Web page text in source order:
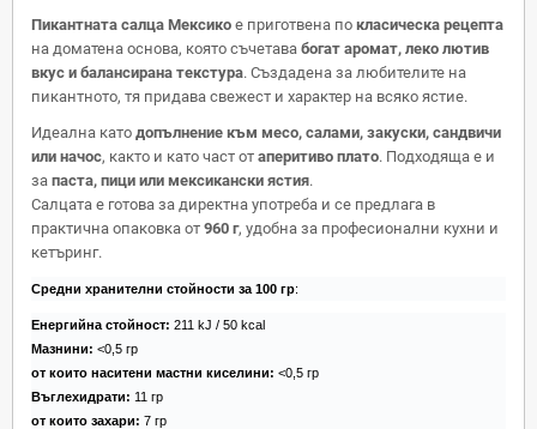
Пикантната салца Мексико е приготвена по класическа рецепта
на доматена основа, която съчетава богат аромат, леко лютив
вкус и балансирана текстура. Създадена за любителите на
пикантното, тя придава свежест и характер на всяко ястие.
Идеална като допълнение към месо, салами, закуски, сандвичи
или начос, както и като част от аперитиво плато. Подходяща е и
за паста, пици или мексикански ястия.
Салцата е готова за директна употреба и се предлага в
практична опаковка от 960 г, удобна за професионални кухни и
кетъринг.
Средни хранителни стойности за 100 гр:
Енергийна стойност: 211 kJ / 50 kcal
Мазнини: <0,5 гр
от които наситени мастни киселини: <0,5 гр
Въглехидрати: 11 гр
от които захари: 7 гр